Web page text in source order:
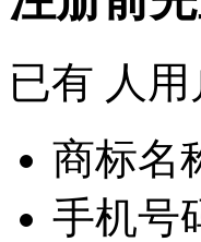
已有 人
商标名
手机号